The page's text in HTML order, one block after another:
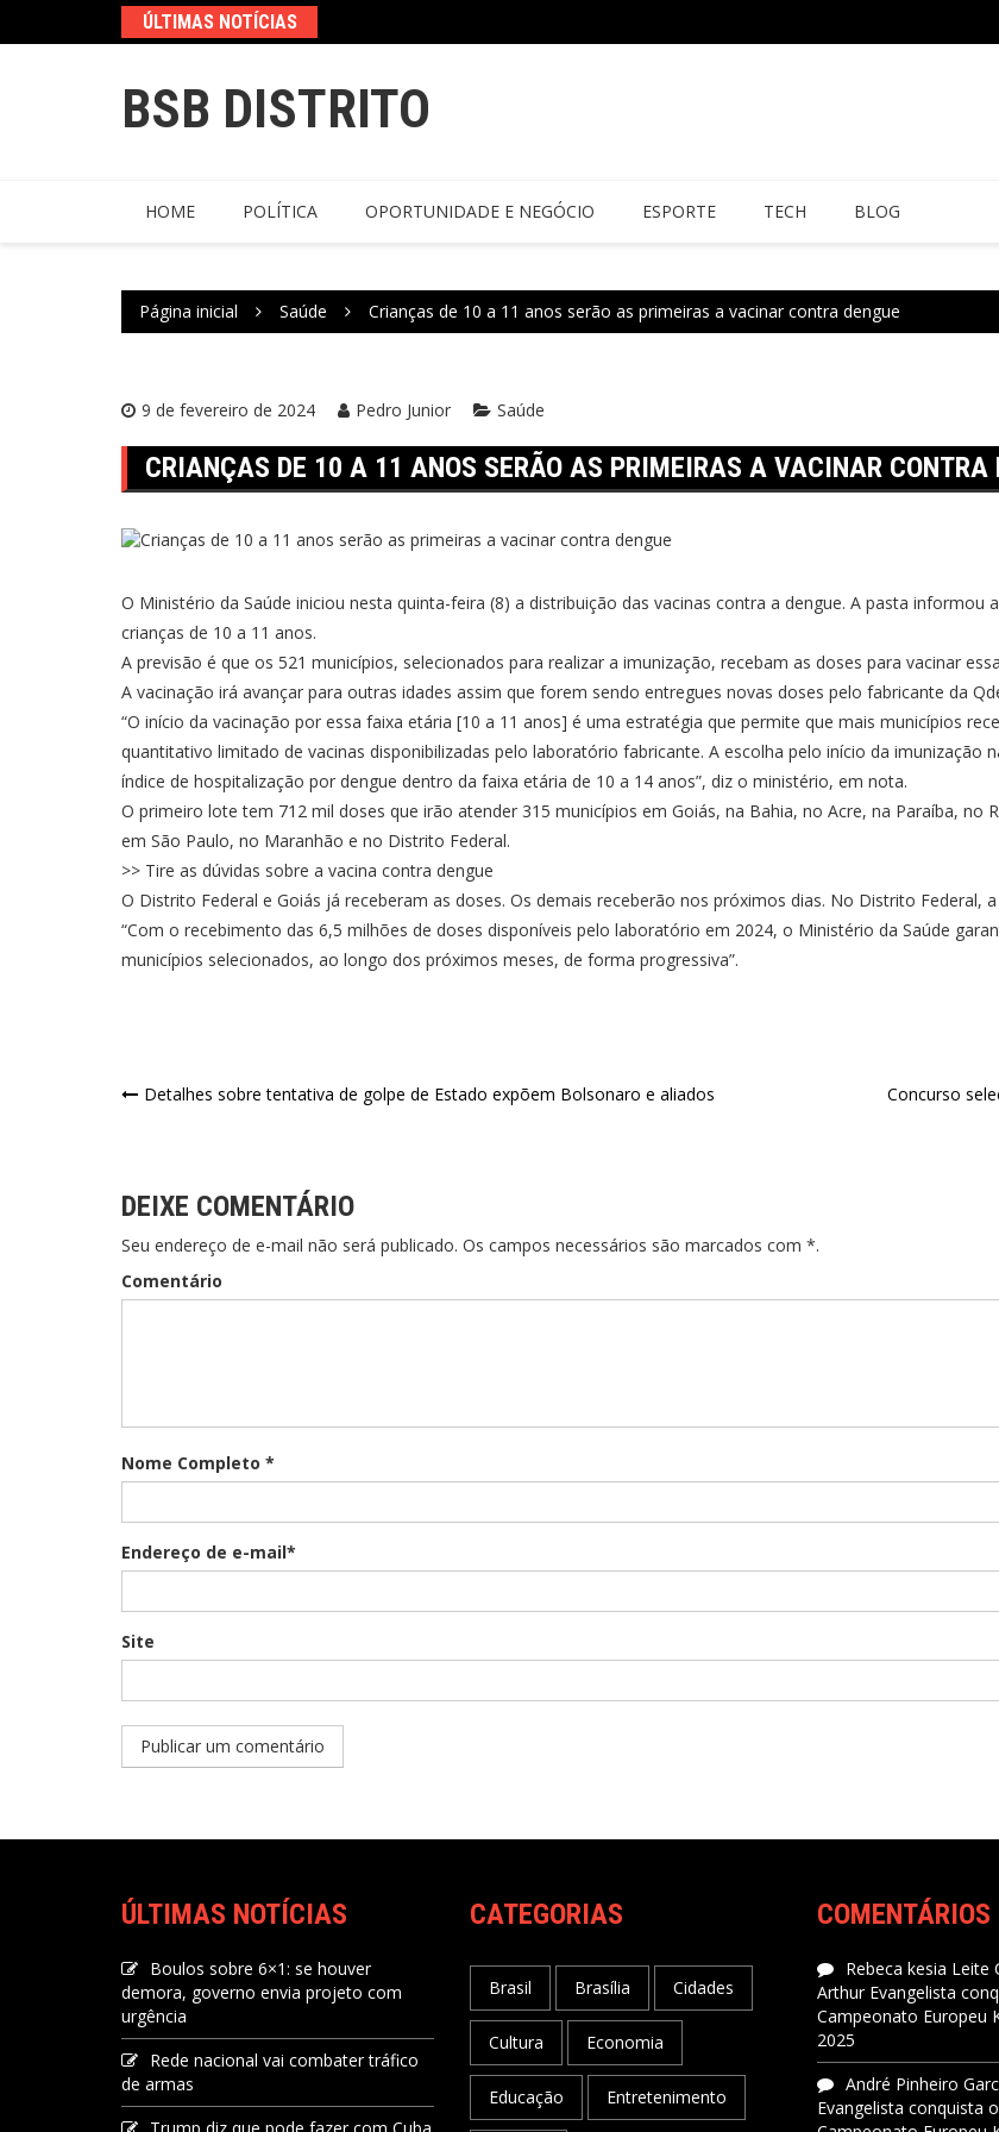
ÚLTIMAS NOTÍCIAS
BSB DISTRITO
HOME POLÍTICA OPORTUNIDADE E NEGÓCIO ESPORTE TECH BLOG
Página inicial Saúde Crianças de 10 a 11 anos serão as primeiras a vacinar contra dengue
9 de fevereiro de 2024 Pedro Junior Saúde
CRIANÇAS DE 10 A 11 ANOS SERÃO AS PRIMEIRAS A VACINAR CONTRA
O Ministério da Saúde iniciou nesta quinta-feira (8) a distribuição das vacinas contra a dengue. A pasta informou
crianças de 10 a 11 anos.
A previsão é que os 521 municípios, selecionados para realizar a imunização, recebam as doses para vacinar
A vacinação irá avançar para outras idades assim que forem sendo entregues novas doses pelo fabricante da
“O início da vacinação por essa faixa etária [10 a 11 anos] é uma estratégia que permite que mais municípios
quantitativo limitado de vacinas disponibilizadas pelo laboratório fabricante. A escolha pelo início da imunização
índice de hospitalização por dengue dentro da faixa etária de 10 a 14 anos”, diz o ministério, em nota.
O primeiro lote tem 712 mil doses que irão atender 315 municípios em Goiás, na Bahia, no Acre, na Paraíba,
em São Paulo, no Maranhão e no Distrito Federal.
>> Tire as dúvidas sobre a vacina contra dengue
O Distrito Federal e Goiás já receberam as doses. Os demais receberão nos próximos dias. No Distrito Federal,
“Com o recebimento das 6,5 milhões de doses disponíveis pelo laboratório em 2024, o Ministério da Saúde
municípios selecionados, ao longo dos próximos meses, de forma progressiva”.
Detalhes sobre tentativa de golpe de Estado expõem Bolsonaro e aliados Concurso
DEIXE COMENTÁRIO
Seu endereço de e-mail não será publicado. Os campos necessários são marcados com *.
Comentário
Nome Completo *
Endereço de e-mail*
Site
ÚLTIMAS NOTÍCIAS
Boulos sobre 6×1: se houver
demora, governo envia projeto com
urgência
Rede nacional vai combater tráfico
de armas
CATEGORIAS
Brasil Brasília Cidades
Cultura Economia
Educação Entretenimento
COMENTÁRIOS
Rebeca kesia Leite
Arthur Evangelista
Campeonato Europeu
2025
André Pinheiro
Evangelista conquista